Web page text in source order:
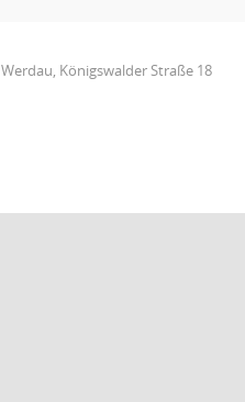
Königswalder Straße 18